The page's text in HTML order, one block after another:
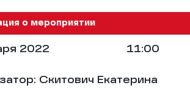
о мероприятии
2022 11:00
Скитович Екатерина